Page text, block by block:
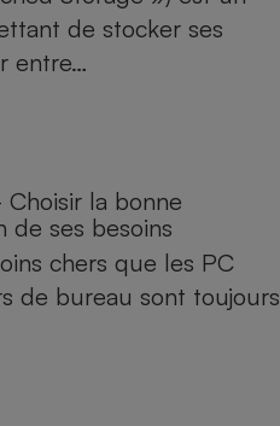
de stocker ses
entre…
la bonne
de ses besoins
chers que les PC
de bureau sont toujours